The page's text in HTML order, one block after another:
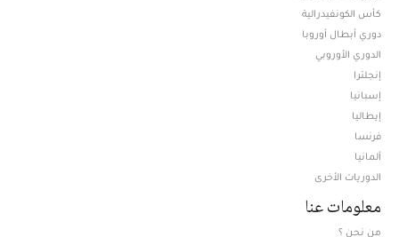
كأس الكونفيدرالية
دوري أبطال أوروبا
الدوري الأوروبي
إنجلترا
إسبانيا
إيطاليا
فرنسا
ألمانيا
الدوريات الأخرى
معلومات عنا
من نحن ؟